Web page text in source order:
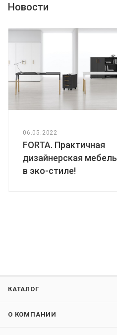
Новости
06.05.2022
FORTA. Практичная
дизайнерская мебель
в эко-стиле!
КАТАЛОГ
О КОМПАНИИ